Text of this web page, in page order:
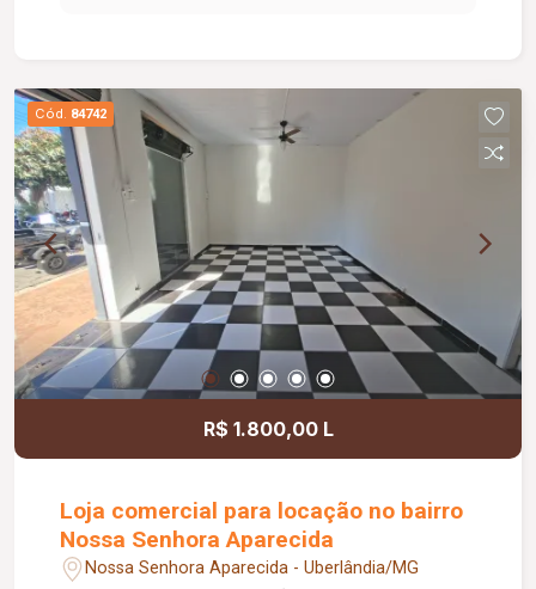
prontos para morar, proporcionando conforto e
praticidade no dia a dia.
Cód. 84742
R$ 1.800,00 L
Loja comercial para locação no bairro
Nossa Senhora Aparecida
Nossa Senhora Aparecida - Uberlândia/MG